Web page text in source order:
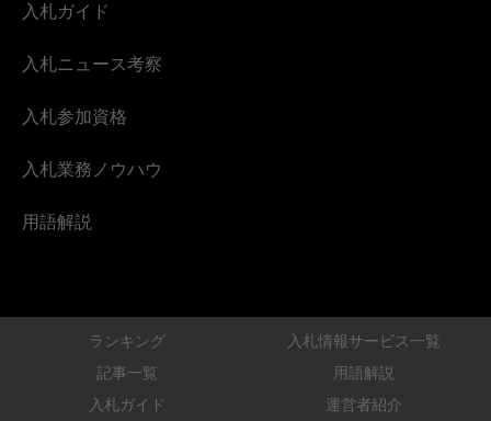
入札ガイド
入札ニュース考察
入札参加資格
入札業務ノウハウ
用語解説
ランキング
入札情報サービス一覧
記事一覧
用語解説
入札ガイド
運営者紹介